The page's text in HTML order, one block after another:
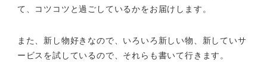
て、 コツコツと過ごしているかをお届けします。
また、新し物好きなので、いろいろ新しい物、 新していサ
ービスを試しているので、それらも書いて行きます。